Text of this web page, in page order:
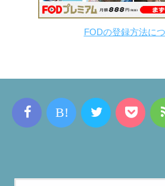
FODの登録方法に
B!